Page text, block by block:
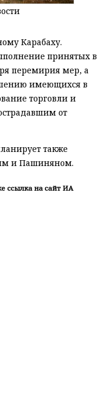
Карабаху.
принятых в
перемирия мер, а
имеющихся в
торговли и
от
также
и Пашиняном.
ссылка на сайт ИА